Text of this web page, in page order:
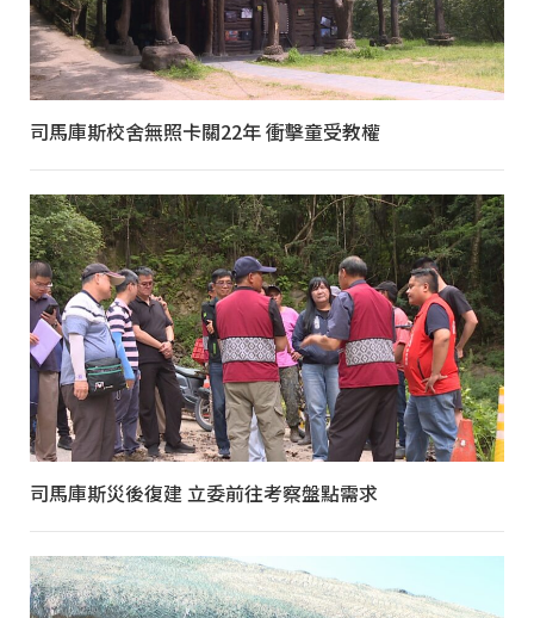
司馬庫斯校舍無照卡關22年 衝擊童受教權
司馬庫斯災後復建 立委前往考察盤點需求